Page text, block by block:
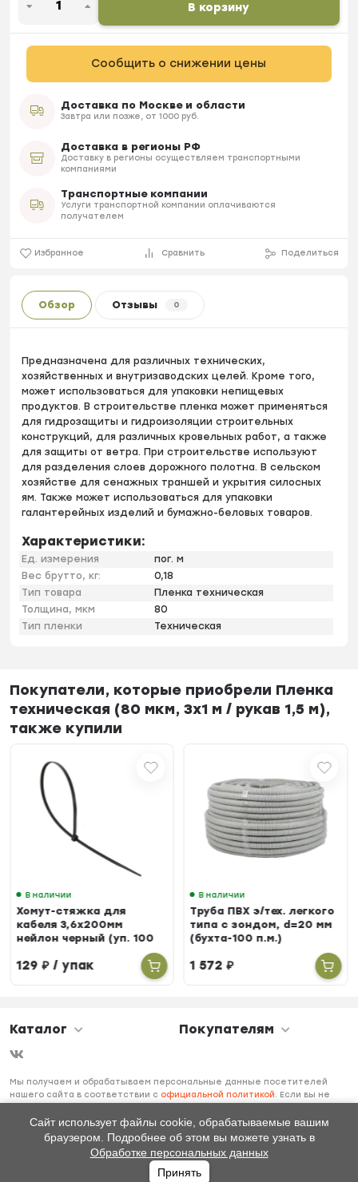
Избранное
В корзину
Сообщить о снижении цены
Доставка по Москве и области
Завтра или позже, от 1000 руб.
Доставка в регионы РФ
Доставку в регионы осуществляем транспортными
компаниями
Транспортные компании
Услуги транспортной компании оплачиваются
получателем
Избранное Сравнить Поделиться
Обзор Отзывы 0
Предназначена для различных технических,
хозяйственных и внутризаводских целей. Кроме того,
может использоваться для упаковки непищевых
продуктов. В строительстве пленка может применяться
для гидрозащиты и гидроизоляции строительных
конструкций, для различных кровельных работ, а также
для защиты от ветра. При строительстве используют
для разделения слоев дорожного полотна. В сельском
хозяйстве для сенажных траншей и укрытия силосных
ям. Также может использоваться для упаковки
галантерейных изделий и бумажно-беловых товаров.
Характеристики:
Ед. измерения
пог. м
Вес брутто, кг:
0,18
Тип товара
Пленка техническая
Толщина, мкм
80
Тип пленки
Техническая
Покупатели, которые приобрели Пленка
техническая (80 мкм, 3х1 м / рукав 1,5 м),
также купили
В наличии
Хомут-стяжка для
кабеля 3,6х200мм
нейлон черный (уп. 100
129₽/ упак
В наличии
Труба ПВХ э/тех. легкого
типа с зондом, d=20 мм
(бухта-100 п.м.)
1 572₽
Каталог Покупателям
Мы получаем и обрабатываем персональные данные посетителей
нашего сайта в соответствии с официальной политикой
. Если вы не
необходимо покинуть наш сайт.
Сайт использует файлы cookie, обрабатываемые вашим
браузером. Подробнее об этом вы можете узнать в
Обработке персональных данных
Принять